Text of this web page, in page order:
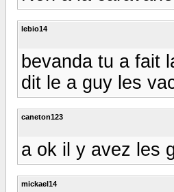
lebio14
bevanda tu a fait
dit le a guy les
caneton123
a ok il y avez les
mickael14